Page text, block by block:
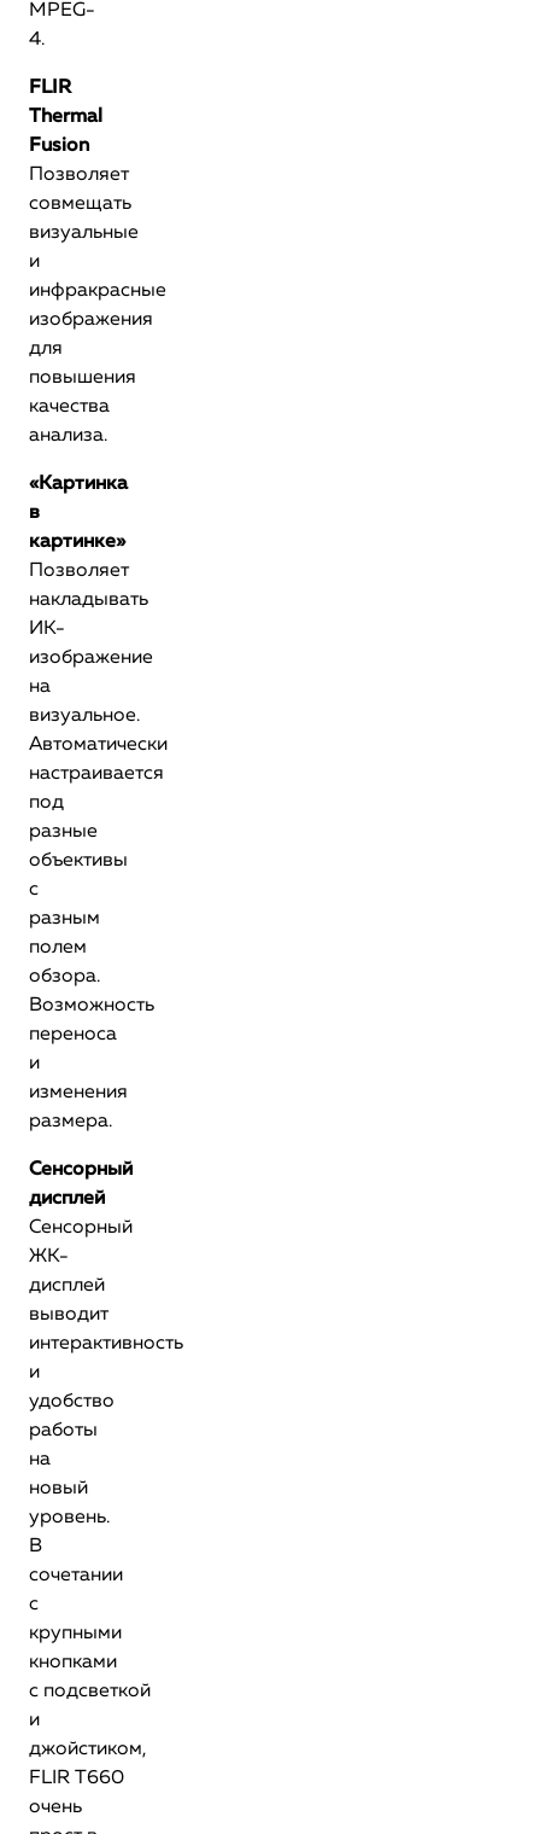
MPEG-
4.
FLIR
Thermal
Fusion
Позволяет
совмещать
визуальные
и
инфракрасные
изображения
для
повышения
качества
анализа.
«Картинка
в
картинке»
Позволяет
накладывать
ИК-
изображение
на
визуальное.
Автоматически
настраивается
под
разные
объективы
с
разным
полем
обзора.
Возможность
переноса
и
изменения
размера.
Сенсорный
дисплей
Сенсорный
ЖК-
дисплей
выводит
интерактивность
и
удобство
работы
на
новый
уровень.
В
сочетании
с
крупными
кнопками
с подсветкой
и
джойстиком,
FLIR T660
очень